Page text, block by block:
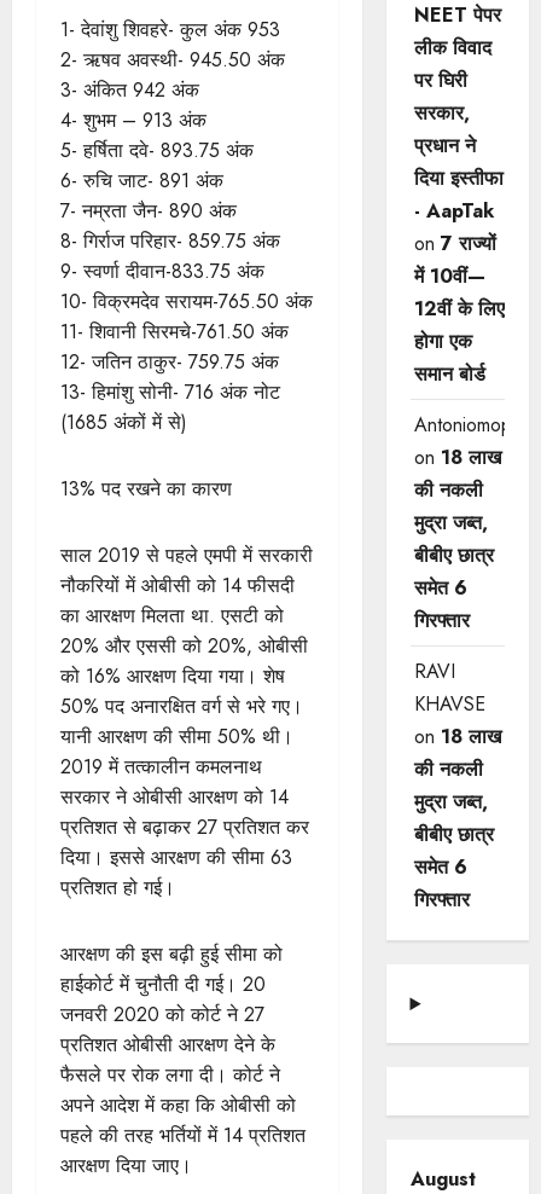
1- देवांशु शिवहरे- कुल अंक 953
2- ऋषव अवस्थी- 945.50 अंक
3- अंकित 942 अंक
4- शुभम – 913 अंक
5- हर्षिता दवे- 893.75 अंक
6- रुचि जाट- 891 अंक
7- नम्रता जैन- 890 अंक
8- गिर्राज परिहार- 859.75 अंक
9- स्वर्णा दीवान-833.75 अंक
10- विक्रमदेव सरायम-765.50 अंक
11- शिवानी सिरमचे-761.50 अंक
12- जतिन ठाकुर- 759.75 अंक
13- हिमांशु सोनी- 716 अंक नोट
(1685 अंकों में से)
13% पद रखने का कारण
साल 2019 से पहले एमपी में सरकारी
नौकरियों में ओबीसी को 14 फीसदी
का आरक्षण मिलता था. एसटी को
20% और एससी को 20%, ओबीसी
को 16% आरक्षण दिया गया। शेष
50% पद अनारक्षित वर्ग से भरे गए।
यानी आरक्षण की सीमा 50% थी।
2019 में तत्कालीन कमलनाथ
सरकार ने ओबीसी आरक्षण को 14
प्रतिशत से बढ़ाकर 27 प्रतिशत कर
दिया। इससे आरक्षण की सीमा 63
प्रतिशत हो गई।
आरक्षण की इस बढ़ी हुई सीमा को
हाईकोर्ट में चुनौती दी गई। 20
जनवरी 2020 को कोर्ट ने 27
प्रतिशत ओबीसी आरक्षण देने के
फैसले पर रोक लगा दी। कोर्ट ने
अपने आदेश में कहा कि ओबीसी को
पहले की तरह भर्तियों में 14 प्रतिशत
आरक्षण दिया जाए।
NEET पेपर
लीक विवाद
पर घिरी
सरकार,
प्रधान ने
दिया इस्तीफा
- AapTak
on 7 राज्यों
में 10वीं—
12वीं ​के लिए
होगा एक
समान बोर्ड
Antoniomop
on 18 लाख
की नकली
मुद्रा जब्त,
बीबीए छात्र
समेत 6
गिरफ्तार
RAVI
KHAVSE
on 18 लाख
की नकली
मुद्रा जब्त,
बीबीए छात्र
समेत 6
गिरफ्तार
August